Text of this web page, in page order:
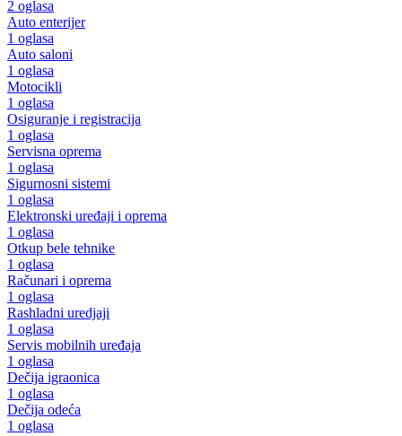
2 oglasa
Auto enterijer
1 oglasa
Auto saloni
1 oglasa
Motocikli
1 oglasa
Osiguranje i registracija
1 oglasa
Servisna oprema
1 oglasa
Sigurnosni sistemi
1 oglasa
Elektronski uređaji i oprema
1 oglasa
Otkup bele tehnike
1 oglasa
Računari i oprema
1 oglasa
Rashladni uredjaji
1 oglasa
Servis mobilnih uređaja
1 oglasa
Dečija igraonica
1 oglasa
Dečija odeća
1 oglasa